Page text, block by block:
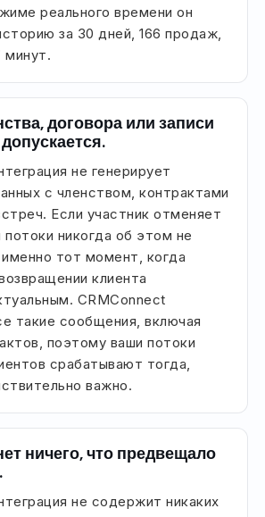
реального времени он
за 30 дней, 166 продаж,
минут.
договора или записи
не генерирует
с членством, контрактами
Если участник отменяет
никогда об этом не
тот момент, когда
клиента
CRMConnect
такие сообщения, включая
поэтому ваши потоки
срабатывают тогда,
важно.
ничего, что предвещало
не содержит никаких